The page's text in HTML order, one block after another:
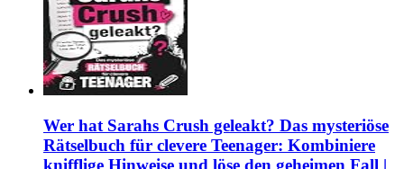
Wer hat Sarahs Crush geleakt? Das mysteriöse
Rätselbuch für clevere Teenager: Kombiniere
knifflige Hinweise und löse den geheimen Fall |